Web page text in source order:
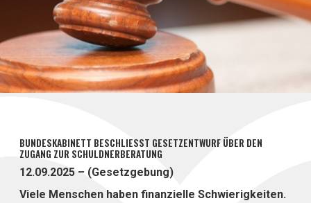
BUNDESKABINETT BESCHLIESST GESETZENTWURF ÜBER DEN
ZUGANG ZUR SCHULDNERBERATUNG
12.09.2025 – (Gesetzgebung)
Viele Menschen haben finanzielle Schwierigkeiten.